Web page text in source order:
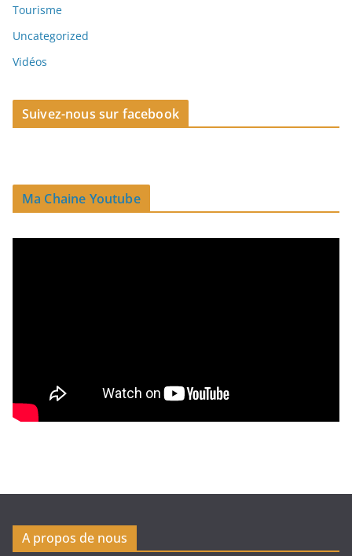
Tourisme
Uncategorized
Vidéos
Suivez-nous sur facebook
Ma Chaine Youtube
A propos de nous